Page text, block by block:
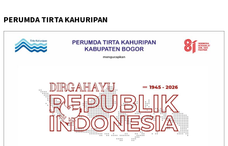
PERUMDA TIRTA KAHURIPAN